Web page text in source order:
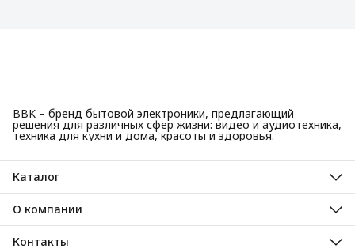
BBK – бренд бытовой электроники, предлагающий
решения для различных сфер жизни: видео и аудиотехника,
техника для кухни и дома, красоты и здоровья.
Каталог
Красота и здоровье
Техника для кухни
Техника для дома
ТВ, аудио, видео
О компании
О нас
Гарантийные обязательства
Контакты